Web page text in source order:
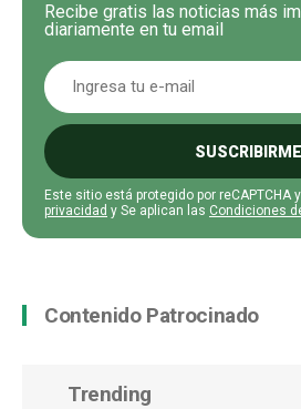
Recibe gratis las noticias más
diariamente en tu email
SUSCRIBIRME
Este sitio está protegido por reCAPTCHA
privacidad y Se aplican las Condiciones
Contenido Patrocinado
Trending